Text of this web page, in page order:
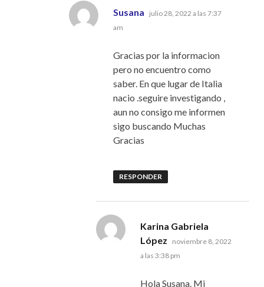
Susana dice:
julio 28, 2022 a las 7:37
am
Gracias por la informacion
pero no encuentro como
saber. En que lugar de Italia
nacio .seguire investigando ,
aun no consigo me informen
sigo buscando Muchas
Gracias
RESPONDER
Karina Gabriela
López
dice:
noviembre 8, 2022
a las 3:38 pm
Hola Susana. Mi